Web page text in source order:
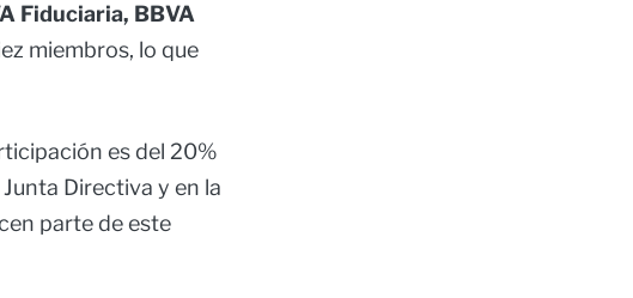
Fiduciaria, BBVA
miembros, lo que
es del 20%
Directiva y en la
parte de este